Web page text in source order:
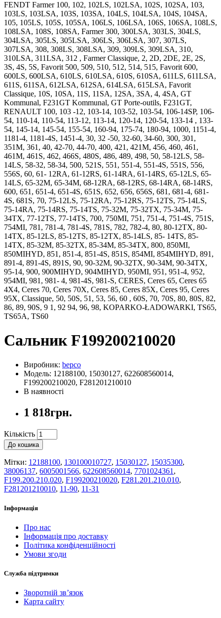
FENDT Farmer 100, 102, 102LS, 102LSA, 102S, 102SA, 103,
103LS, 103LSA, 103S, 103SA, 104LS, 104LSA, 104S, 104SA,
105, 105LS, 105S, 105SA, 106LS, 106LSA, 106S, 106SA, 108LS,
108LSA, 108S, 108SA, Farmer 300, 300LSA, 303LS, 304LS,
304LSA, 305LS, 305LSA, 306LS, 306LSA, 307, 307LS,
307LSA, 308, 308LS, 308LSA, 309, 309LS, 309LSA, 310,
310LSA, 311LSA, 312 , Farmer Classique, 2, 2D, 2DE, 2E, 2S,
3S, 4S, 5S, Favorit 500, 509, 510, 512, 514, 515, Favorit 600,
600LS, 600LSA, 610LS, 610LSA, 610S, 610SA, 611LS, 611LSA,
611S, 611SA, 612LSA, 612SA, 614LSA, 615LSA, Favorit
Classique, 10S, 10SA, 11S, 11SA, 12SA, 3SA, 4, 4SA, GT
Kommunal, F231GT Kommunal, GT Porte-outils, F231GT,
RENAULT 100, 103 -12, 103-14, 103-52, 103-54, 106-14SP, 106-
54, 110-14, 110-54, 113-12, 113-14, 120-14, 120-54, 133-14 , 133-
54, 145-14, 145-54, 155-54, 160-94, 175-74, 180-94, 1000, 1151-4,
1181-4, 1181-4S, 1451-4, 30, 32 -50, 32-60, 34-60, 300, 301,
351M, 361, 40, 42-70, 44-70, 400, 421, 421M, 456, 460, 461,
461M, 461S, 462, 466S, 480S, 486, 489, 498, 50, 58-12LS, 58-
14LS, 58-32, 58-34, 500, 521S, 551, 551-4, 551-4S, 551S, 556,
556S, 60, 61- 12RA, 61-12RS, 61-14RA, 61-14RS, 65-12LS, 65-
14LS, 65-32M, 65-34M, 68-12RA, 68-12RS, 68-14RA, 68-14RS,
600, 651, 651-4, 651-4S, 651S, 652, 656, 656S, 681, 681-4, 681-
4S, 681S, 70, 75-12LS, 75-12RA, 75-12RS, 75-12TS, 75-14LS,
75-14RA, 75-14RS, 75-14TS, 75-32M, 75-32TX, 75-34M, 75-
34TX, 77-12TS, 77-14TS, 700, 750MI, 751, 751-4, 751-4S, 751S,
754MI, 781, 781-4, 781-4S, 781S, 782, 782-4, 80, 80-12TX, 80-
14TX, 85-12LS, 85-12TS, 85-12TX, 85-14LS, 85- 14TS, 85-
14TX, 85-32M, 85-32TX, 85-34M, 85-34TX, 800, 850MI,
850MIHYD, 851, 851-4, 851-4S, 851S, 854MI, 854MIHYD, 891,
891-4, 891-4S, 891S, 90, 90-32M, 90-32TX, 90-34M, 90-34TX,
95-14, 900, 900MIHYD, 904MIHYD, 950MI, 951, 951-4, 952,
954MI, 981, 981- 4, 981-4S, 981-S, CERES, Ceres 65, Ceres 65
4X4, Ceres 70, Ceres 70X, Ceres 85, Ceres 85X, Ceres 95, Ceres
95X, Classique, 50, 50S, 51, 53, 56, 60 , 60S, 70, 70S, 80, 80S, 82,
86, 89, 90S, 9 1, 92 94, 96, 98, KOPARKO-ŁADOWARKI, TS65,
TS65A, TS60
Сальник F199200210020
Виробник: bepco
Модель: 12188100, 15030127, 622608560014,
F199200210020, F281201210010
В наявності
1 818грн.
Кількість
До кошика
Мітки: 12188100, 130100010727, 15030127, 15035300,
38006137, 6005001566, 622608560014, 7701024361 ,
F199.200.210.020, F199200210020, F281.201.210.010,
F281201210010, 11-90, 11-31
Інформація
Про нас
Інформація про доставку
Політика конфіденційності
Умови згоди
Служба підтримки
Зворотній зв’язок
Карта сайту